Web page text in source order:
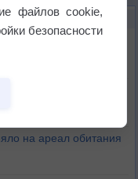
волны тепла
на ареал обитания
файлов cookie,
безопасности